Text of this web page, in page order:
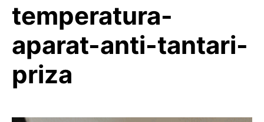
temperatura-
aparat-anti-tantari-
priza